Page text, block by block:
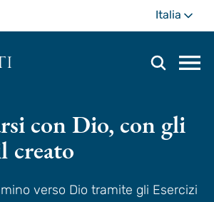
Italia
con Dio, con gli
creato
verso Dio tramite gli Esercizi